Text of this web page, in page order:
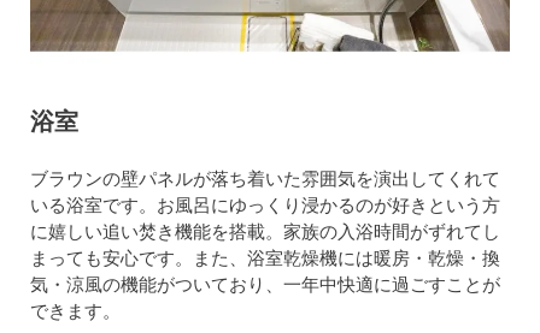
浴室
ブラウンの壁パネルが落ち着いた雰囲気を演出してくれて
いる浴室です。お風呂にゆっくり浸かるのが好きという方
に嬉しい追い焚き機能を搭載。家族の入浴時間がずれてし
まっても安心です。また、浴室乾燥機には暖房・乾燥・換
気・涼風の機能がついており、一年中快適に過ごすことが
できます。